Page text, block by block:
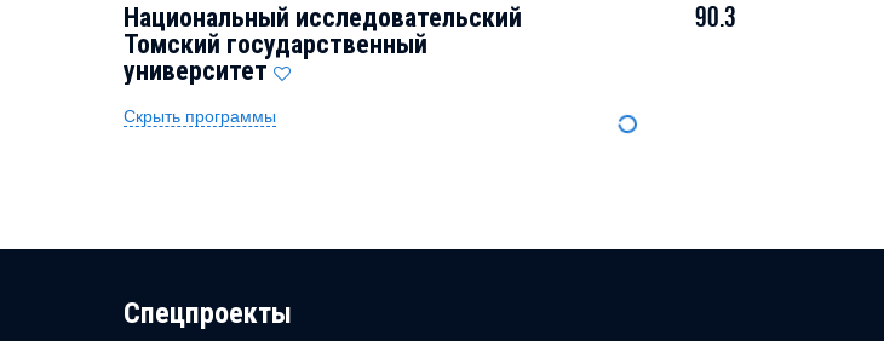
Национальный исследовательский
Томский государственный
университет
90.3
Скрыть программы
Cпецпроекты